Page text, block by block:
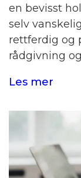
en bevisst
selv
rettferdig og
rådgivning
Les mer